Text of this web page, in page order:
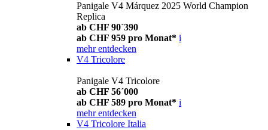
Panigale V4 Márquez 2025 World Champion
Replica
ab CHF 90´390
ab CHF 959 pro Monat* i
mehr entdecken
V4 Tricolore
Panigale V4 Tricolore
ab CHF 56´000
ab CHF 589 pro Monat* i
mehr entdecken
V4 Tricolore Italia